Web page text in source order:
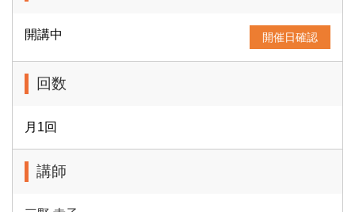
開講中 開催日確認
回数
月1回
講師